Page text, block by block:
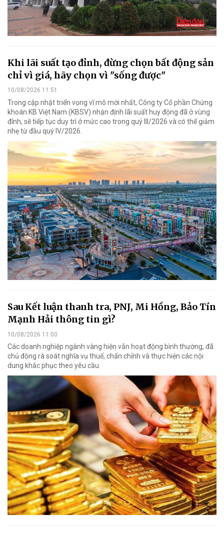
Khi lãi suất tạo đỉnh, đừng chọn bất động sản
chỉ vì giá, hãy chọn vì "sống được"
10/08/2026 11:51
Trong cập nhật triển vọng vĩ mô mới nhất, Công ty Cổ phần Chứng
khoán KB Việt Nam (KBSV) nhận định lãi suất huy động đã ở vùng
đỉnh, sẽ tiếp tục duy trì ở mức cao trong quý III/2026 và có thể giảm
nhẹ từ đầu quý IV/2026.
Sau Kết luận thanh tra, PNJ, Mi Hồng, Bảo Tín
Mạnh Hải thông tin gì?
10/08/2026 11:00
Các doanh nghiệp ngành vàng hiện vẫn hoạt động bình thường, đã
chủ động rà soát nghĩa vụ thuế, chấn chỉnh và thực hiện các nội
dung khắc phục theo yêu cầu.